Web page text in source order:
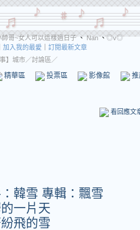
帥哥~女人可以這樣過日子、 Nan、◎v◎
加入我的最愛
訂閱最新文章
】城市／討論區／
精華區 投票區 影像館
看回應文
韓雪 專輯：飄雪
一片天
飛的雪